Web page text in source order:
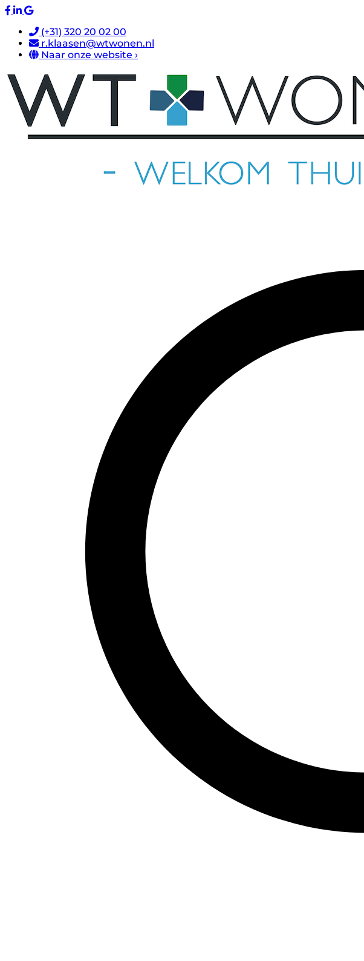
(+31) 320 20 02 00
r.klaasen@wtwonen.nl
Naar onze website ›